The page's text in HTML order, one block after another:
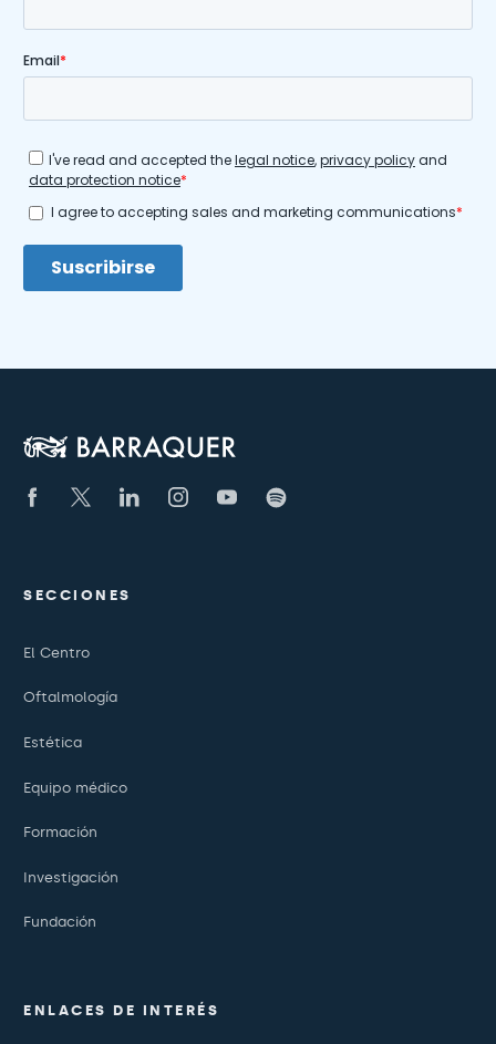
SECCIONES
El Centro
Oftalmología
Estética
Equipo médico
Formación
Investigación
Fundación
ENLACES DE INTERÉS